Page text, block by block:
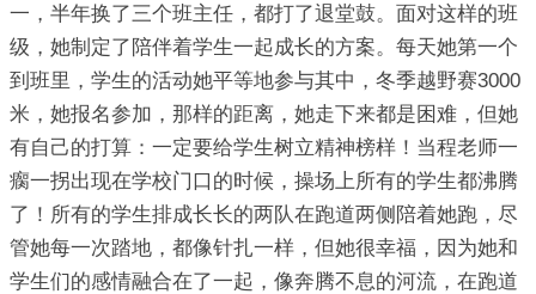
一，半年换了三个班主任，都打了退堂鼓。面对这样的班
级，她制定了陪伴着学生一起成长的方案。每天她第一个
到班里，学生的活动她平等地参与其中，冬季越野赛3000
米，她报名参加，那样的距离，她走下来都是困难，但她
有自己的打算：一定要给学生树立精神榜样！当程老师一
瘸一拐出现在学校门口的时候，操场上所有的学生都沸腾
了！所有的学生排成长长的两队在跑道两侧陪着她跑，尽
管她每一次踏地，都像针扎一样，但她很幸福，因为她和
学生们的感情融合在了一起，像奔腾不息的河流，在跑道